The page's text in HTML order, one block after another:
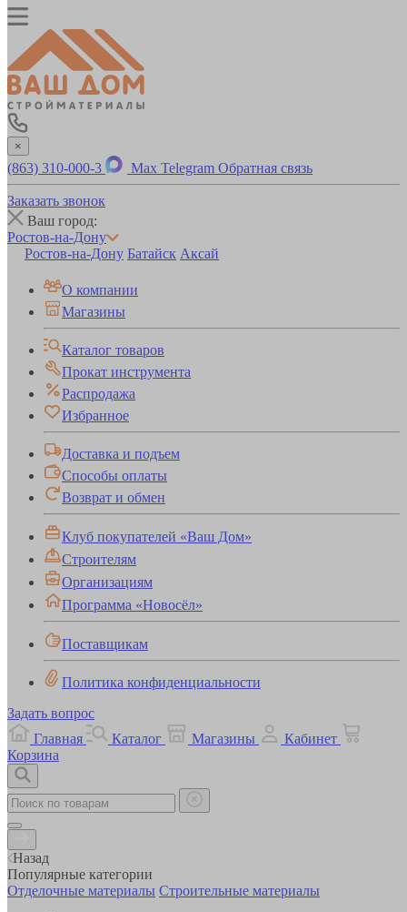
×
(863) 310-000-3 Max Telegram Обратная связь
Заказать звонок
Ваш город:
Ростов-на-Дону
Ростов-на-Дону Батайск Аксай
О компании
Магазины
Каталог товаров
Прокат инструмента
Распродажа
Избранное
Доставка и подъем
Способы оплаты
Возврат и обмен
Клуб покупателей «Ваш Дом»
Строителям
Организациям
Программа «Новосёл»
Поставщикам
Политика конфиденциальности
Задать вопрос
Главная
Каталог Магазины
Кабинет
Корзина
Назад
Популярные категории
Отделочные материалы Строительные материалы